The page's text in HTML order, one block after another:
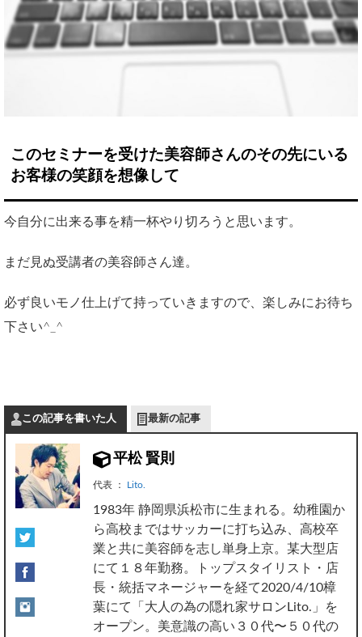
このセミナーを受けた美容師さんのその先にいる
お客様の笑顔を想像して
今自分に出来る事を精一杯やり切ろうと思います。
まだ見ぬ受講者の美容師さん達。
必ず良いモノ仕上げて持っていきますので、楽しみにお待ち
下さい^_^
この記事を書いた人 最新の記事
平松 賢則
代表 ： Lito.
1983年 静岡県浜松市に生まれる。幼稚園か
ら高校まではサッカーに打ち込み、高校卒
業と共に美容師を志し単身上京。某大型店
にて１８年勤務。トップスタイリスト・店
長・統括マネージャーを経て2020/4/10樟
葉にて「大人の為の隠れ家サロンLito.」を
オープン。美意識の高い３０代〜５０代の